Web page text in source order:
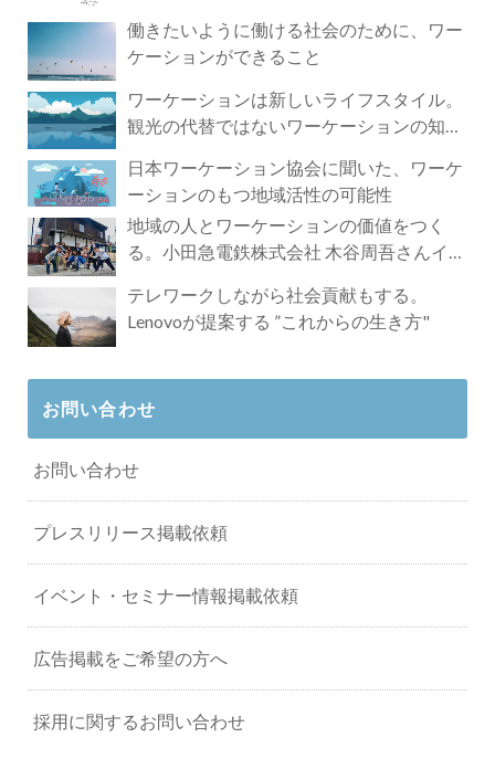
働きたいように働ける社会のために、ワー
ケーションができること
ワーケーションは新しいライフスタイル。
観光の代替ではないワーケーションの知ら
日本ワーケーション協会に聞いた、ワーケ
ーションのもつ地域活性の可能性
地域の人とワーケーションの価値をつく
る。小田急電鉄株式会社 木谷周吾さんイン
テレワークしながら社会貢献もする。
Lenovoが提案する ”これからの生き方"
お問い合わせ
お問い合わせ
プレスリリース掲載依頼
イベント・セミナー情報掲載依頼
広告掲載をご希望の方へ
採用に関するお問い合わせ